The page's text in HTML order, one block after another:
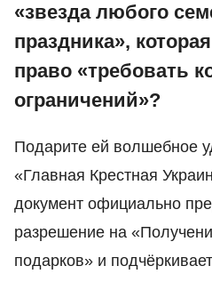
«звезда любого
праздника»,
право «требовать
ограничений»?
Подарите ей волшебное
«Главная Крестная
документ официально
разрешение на
подарков» и